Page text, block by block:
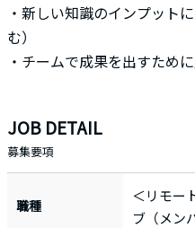
・新しい知識のインプット
む）
・チームで成果を出すため
JOB DETAIL
募集要項
職種
＜リモー
ブ（メン